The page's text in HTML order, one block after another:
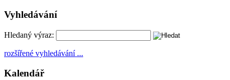
Vyhledávání
Hledaný výraz:
rozšířené vyhledávání ...
Kalendář